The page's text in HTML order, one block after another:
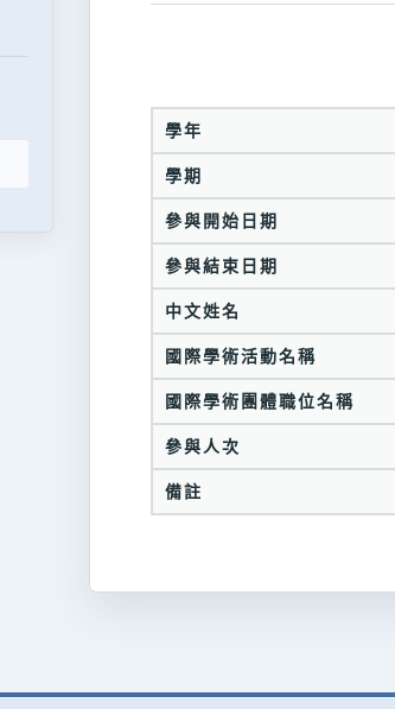
學年
學期
參與開始日期
參與結束日期
中文姓名
國際學術活動名稱
國際學術團體職位名稱
參與人次
備註